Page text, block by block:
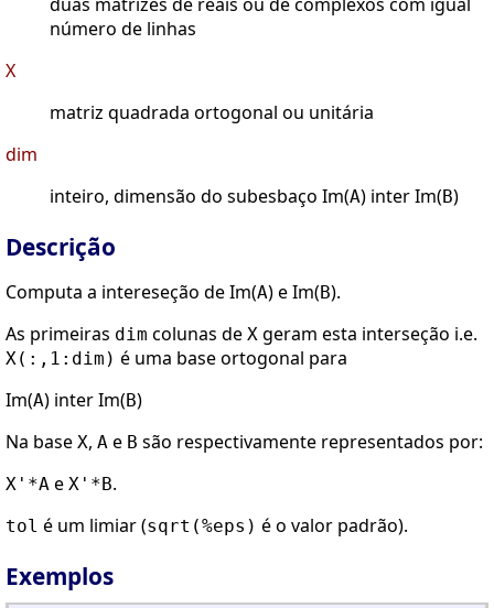
duas matrizes de reais ou de complexos com igual
número de linhas
X
matriz quadrada ortogonal ou unitária
dim
inteiro, dimensão do subesbaço Im(A) inter Im(B)
Descrição
Computa a intereseção de Im(A) e Im(B).
As primeiras dim colunas de X geram esta interseção i.e.
X(:,1:dim) é uma base ortogonal para
Im(A) inter Im(B)
Na base X, A e B são respectivamente representados por:
X'*A e X'*B.
tol é um limiar (sqrt(%eps) é o valor padrão).
Exemplos